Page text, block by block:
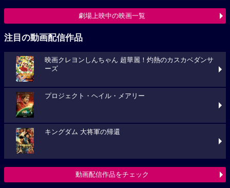
劇場上映中の映画一覧
注目の動画配信作品
映画クレヨンしんちゃん 超華麗！灼熱のカスカベダンサ
ーズ
プロジェクト・ヘイル・メアリー
キングダム 大将軍の帰還
動画配信作品をチェック